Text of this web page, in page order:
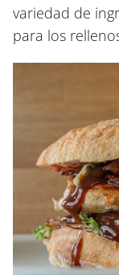
variedad de
para los